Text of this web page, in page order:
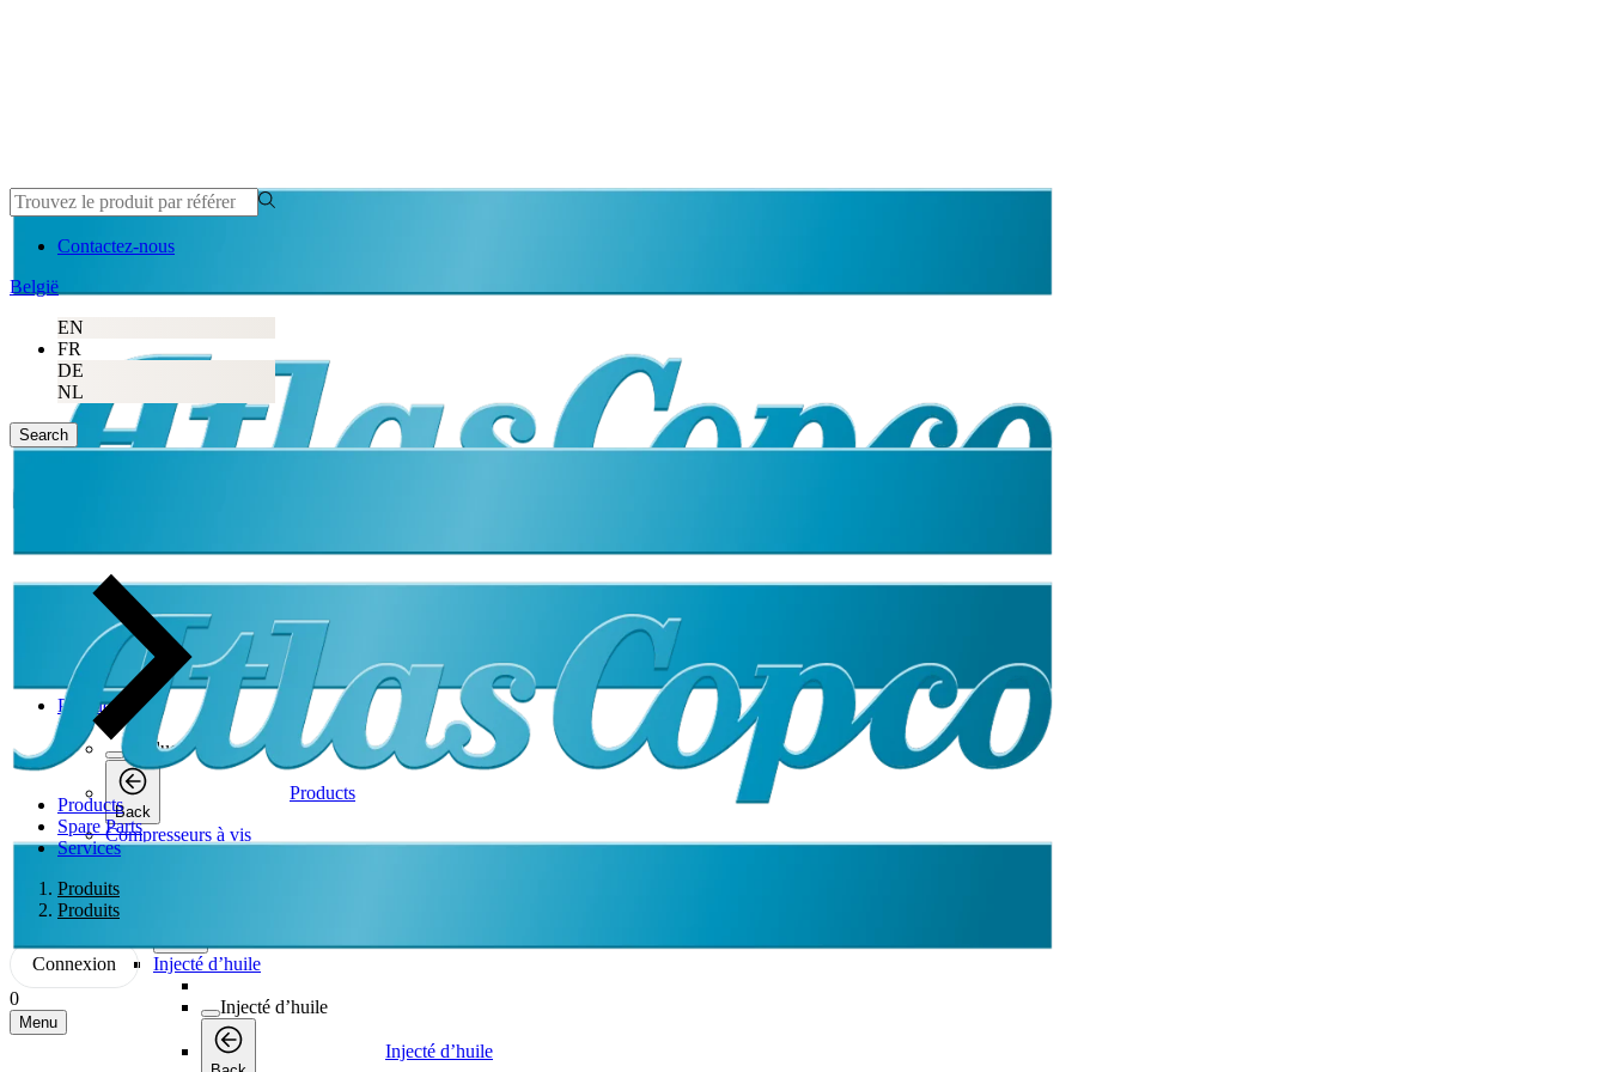
Contactez-nous
België
EN
FR
DE
NL
Search
Products
Spare Parts
Services
Produits
Produits
Connexion
0
Menu
Products
Products
Back
Products
Compresseurs à vis
Back
Injecté d’huile
Injecté d’huile
Injecté d’huile